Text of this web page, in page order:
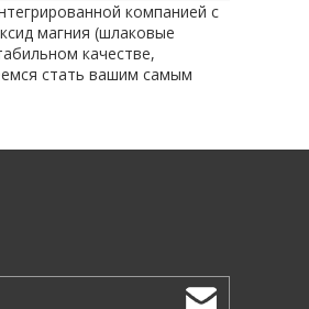
компанией с
магния (шлаковые
качестве,
стать вашим самым